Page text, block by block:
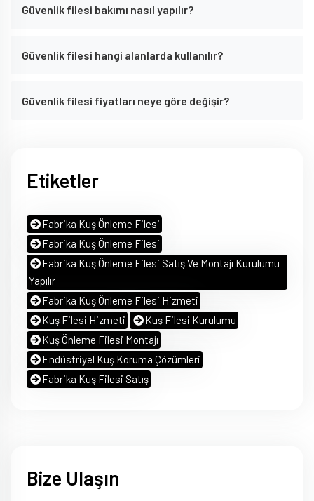
Güvenlik filesi bakımı nasıl yapılır?
Güvenlik filesi hangi alanlarda kullanılır?
Güvenlik filesi fiyatları neye göre değişir?
Etiketler
Fabrika Kuş Önleme Filesi
Fabrika Kuş Önleme Filesi
Fabrika Kuş Önleme Filesi Satış Ve Montajı Kurulumu
Yapılır
Fabrika Kuş Önleme Filesi Hizmeti
Kuş Filesi Hizmeti
Kuş Filesi Kurulumu
Kuş Önleme Filesi Montajı
Endüstriyel Kuş Koruma Çözümleri
Fabrika Kuş Filesi Satış
Bize Ulaşın